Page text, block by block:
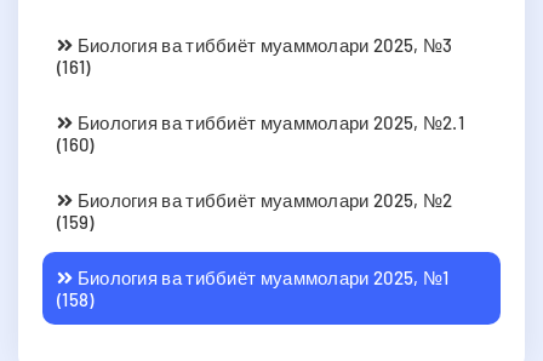
Биология ва тиббиёт муаммолари 2025, №3
(161)
Биология ва тиббиёт муаммолари 2025, №2.1
(160)
Биология ва тиббиёт муаммолари 2025, №2
(159)
Биология ва тиббиёт муаммолари 2025, №1
(158)